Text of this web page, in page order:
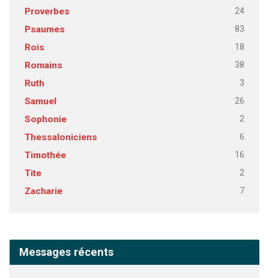
Proverbes 24
Psaumes 83
Rois 18
Romains 38
Ruth 3
Samuel 26
Sophonie 2
Thessaloniciens 6
Timothée 16
Tite 2
Zacharie 7
Messages récents